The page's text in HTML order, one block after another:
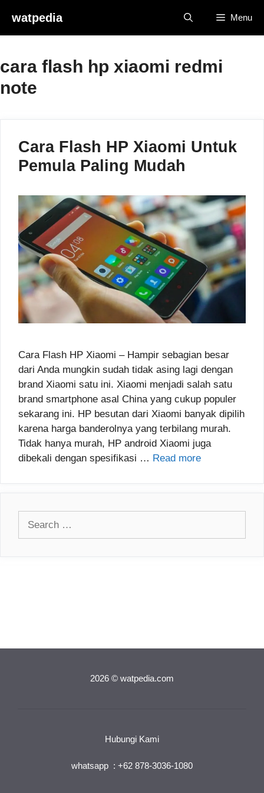
content
watpedia Menu
cara flash hp xiaomi redmi
note
Cara Flash HP Xiaomi Untuk
Pemula Paling Mudah
Cara Flash HP Xiaomi – Hampir sebagian besar
dari Anda mungkin sudah tidak asing lagi dengan
brand Xiaomi satu ini. Xiaomi menjadi salah satu
brand smartphone asal China yang cukup populer
sekarang ini. HP besutan dari Xiaomi banyak dipilih
karena harga banderolnya yang terbilang murah.
Tidak hanya murah, HP android Xiaomi juga
dibekali dengan spesifikasi … Read more
2026 © watpedia.com
Hubungi Kami
whatsapp : +62 878-3036-1080